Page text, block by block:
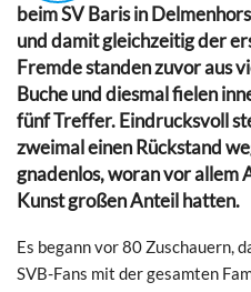
beim SV Baris in
und damit gleichzeitig der
Fremde standen zuvor aus
Buche und diesmal fielen
fünf Treffer. Eindrucksvoll
zweimal einen Rückstand
gnadenlos, woran vor allem
Kunst großen Anteil hatten.
Es begann vor 80 Zuschauern,
SVB-Fans mit der gesamten